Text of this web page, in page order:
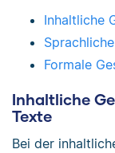
Inhaltliche
Formale
Inhaltliche
Texte
Bei der